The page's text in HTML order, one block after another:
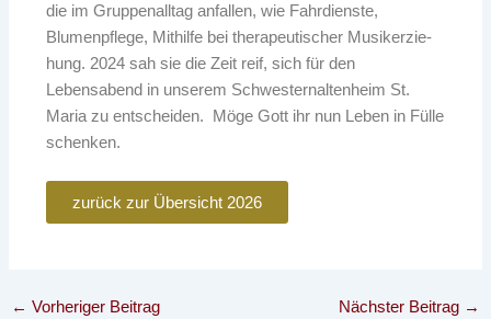
die im Gruppenalltag anfallen, wie Fahrdienste,
Blumenpflege, Mithilfe bei therapeutischer Musikerzie-
hung. 2024 sah sie die Zeit reif, sich für den
Lebensabend in unserem Schwesternaltenheim St.
Maria zu entscheiden. Möge Gott ihr nun Leben in Fülle
schenken.
zurück zur Übersicht 2026
← Vorheriger Beitrag Nächster Beitrag →